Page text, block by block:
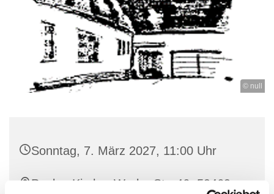
© null
Sonntag, 7. März 2027, 11:00 Uhr
Paulus-Kirche, Werler Str. 46, 59469